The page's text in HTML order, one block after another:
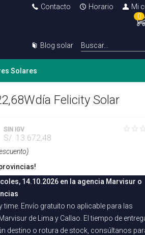
Contacto Horario
Mi
0
Blog solar
Solares
Felicity Solar
SIN IGV
S/. 13.672,48
14.10.2026 en la agencia Marvisur o
time. Envío gratuito no aplicable para las
de Lima y Callao. El tiempo de
destino o rotura de stock, consúltanos